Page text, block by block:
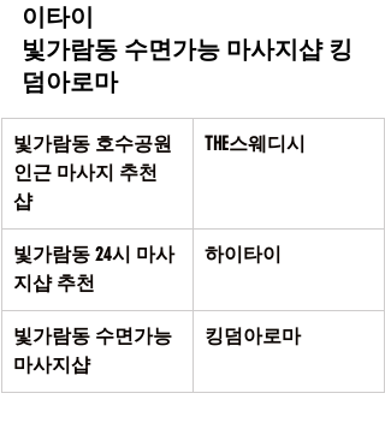
이타이
빛가람동 수면가능 마사지샵 킹
덤아로마
빛가람동 호수공원
인근 마사지 추천
샵
THE스웨디시
빛가람동 24시 마사
지샵 추천
하이타이
빛가람동 수면가능
마사지샵
킹덤아로마